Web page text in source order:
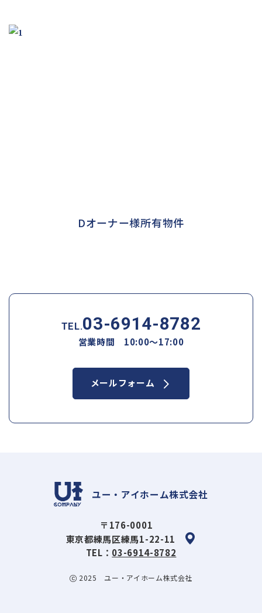
Dオーナー様所有物件
TEL.03-6914-8782
営業時間 10:00～17:00
メールフォーム
ユー・アイホーム株式会社
〒176-0001
東京都練馬区練馬1-22-11
TEL： 03-6914-8782
2025 ユー・アイホーム株式会社